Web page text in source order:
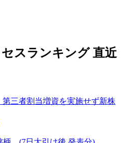
スランキング 直近
三者割当増資を実施せず新株